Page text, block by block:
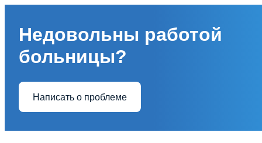
Недовольны работой
больницы?
Написать о проблеме